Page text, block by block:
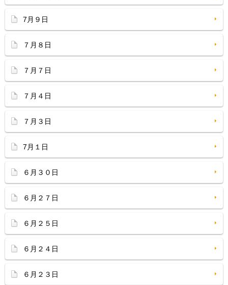
7月９日
７月８日
７月７日
７月４日
７月３日
7月１日
６月３０日
６月２７日
６月２５日
６月２４日
６月２３日